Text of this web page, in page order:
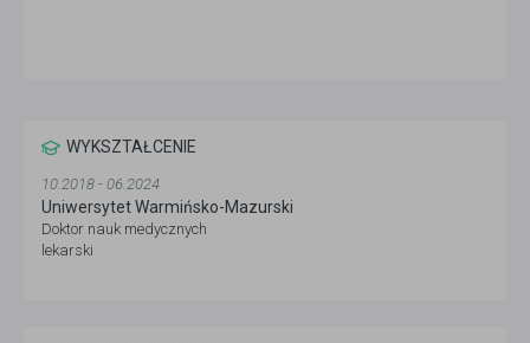
WYKSZTAŁCENIE
10.2018 - 06.2024
Uniwersytet Warmińsko-Mazurski
Doktor nauk medycznych
lekarski